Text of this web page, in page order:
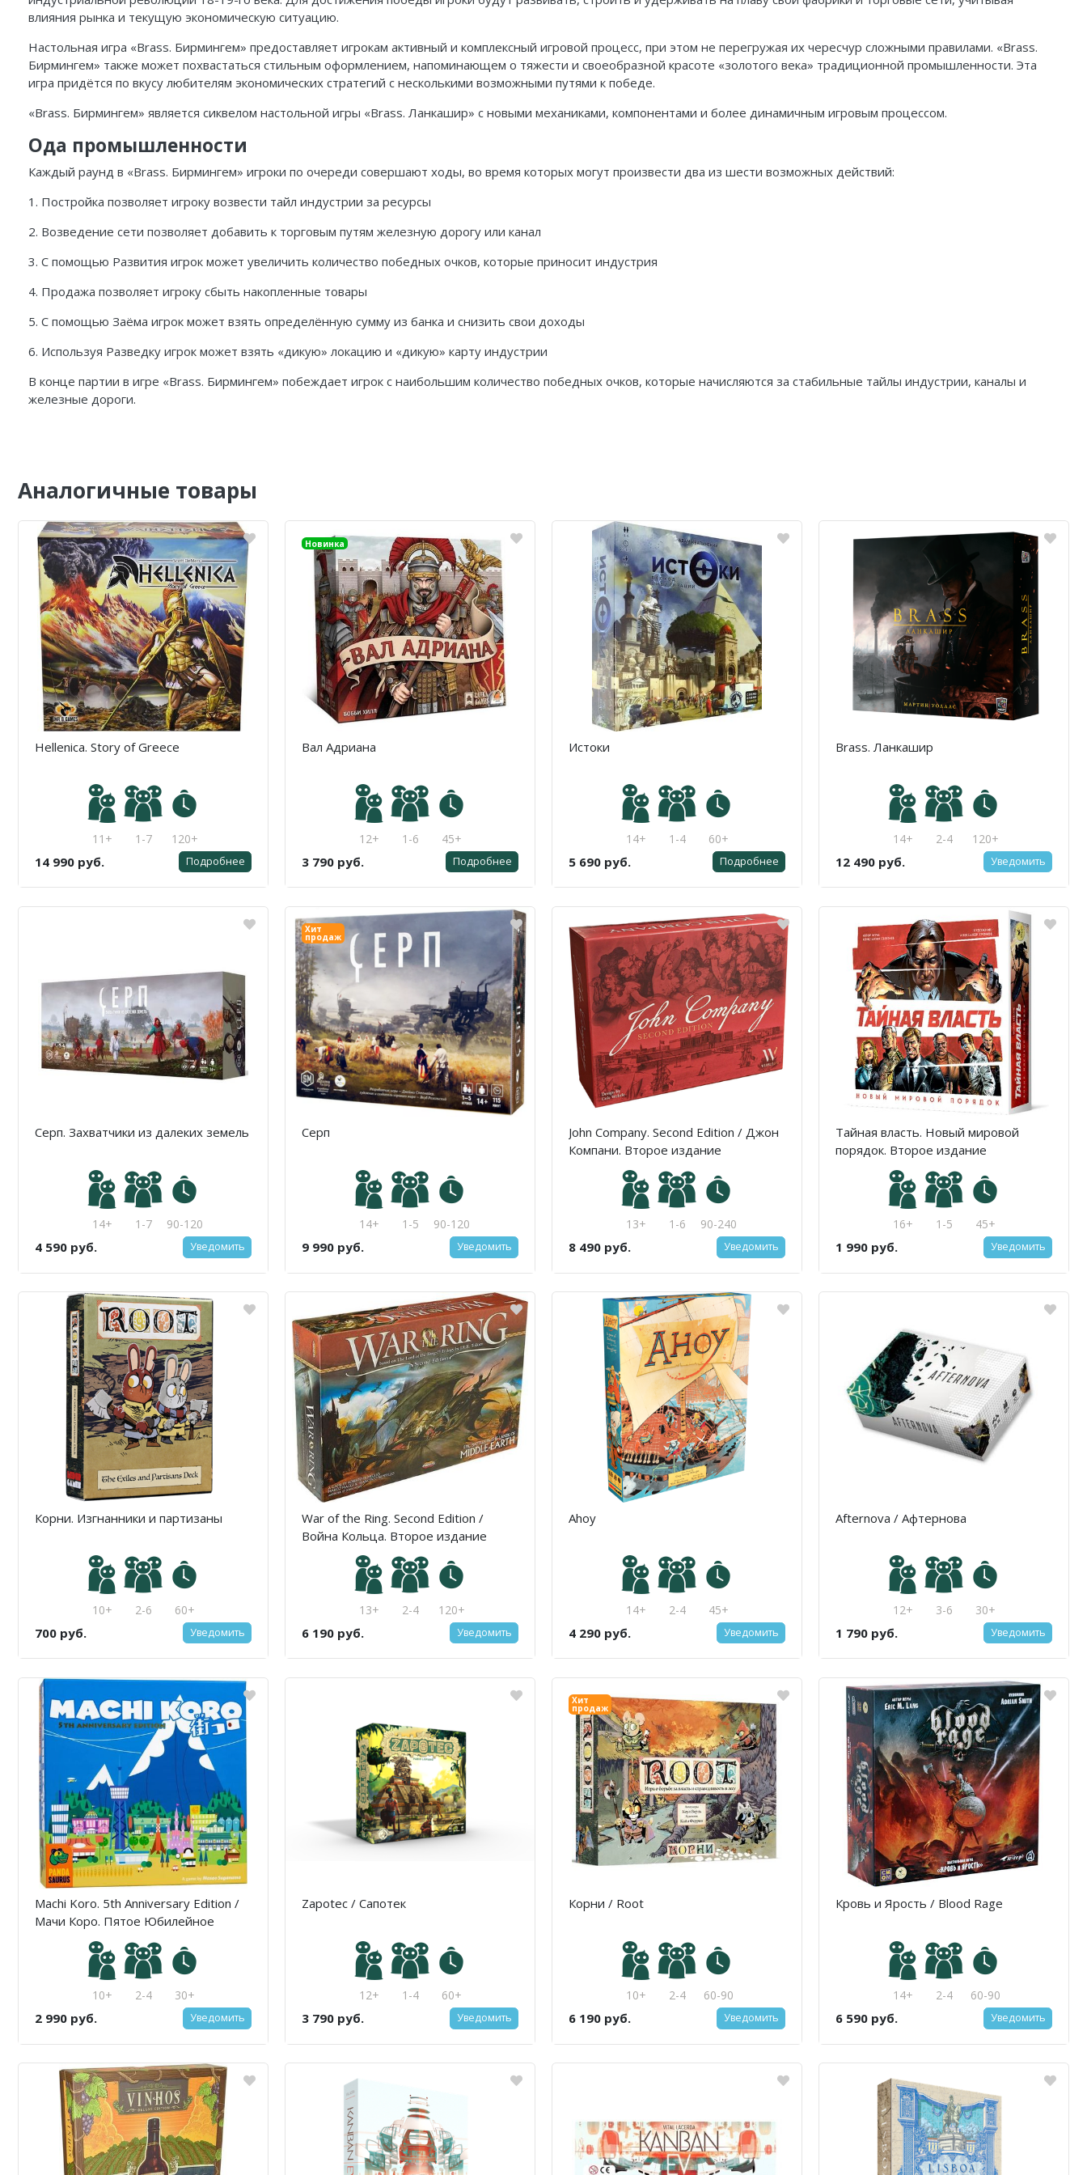
влияния рынка и текущую экономическую ситуацию.
Настольная игра «Brass. Бирмингем» предоставляет игрокам активный и комплексный игровой процесс, при этом не перегружая их чересчур сложными правилами. «Brass.
Бирмингем» также может похвастаться стильным оформлением, напоминающем о тяжести и своеобразной красоте «золотого века» традиционной промышленности. Эта
игра придётся по вкусу любителям экономических стратегий с несколькими возможными путями к победе.
«Brass. Бирмингем» является сиквелом настольной игры «Brass. Ланкашир» с новыми механиками, компонентами и более динамичным игровым процессом.
Ода промышленности
Каждый раунд в «Brass. Бирмингем» игроки по очереди совершают ходы, во время которых могут произвести два из шести возможных действий:
1. Постройка позволяет игроку возвести тайл индустрии за ресурсы
2. Возведение сети позволяет добавить к торговым путям железную дорогу или канал
3. С помощью Развития игрок может увеличить количество победных очков, которые приносит индустрия
4. Продажа позволяет игроку сбыть накопленные товары
5. С помощью Заёма игрок может взять определённую сумму из банка и снизить свои доходы
6. Используя Разведку игрок может взять «дикую» локацию и «дикую» карту индустрии
В конце партии в игре «Brass. Бирмингем» побеждает игрок с наибольшим количество победных очков, которые начисляются за стабильные тайлы индустрии, каналы и
железные дороги.
Аналогичные товары
Hellenica. Story of Greece
11+ 1-7 120+
14 990 руб. Подробнее
Новинка
Вал Адриана
12+ 1-6 45+
3 790 руб. Подробнее
Истоки
14+ 1-4 60+
5 690 руб. Подробнее
Brass. Ланкашир
14+ 2-4 120+
12 490 руб. Уведомить
Серп. Захватчики из далеких земель
14+ 1-7 90-120
4 590 руб. Уведомить
Хит
продаж
Серп
14+ 1-5 90-120
9 990 руб. Уведомить
John Company. Second Edition / Джон
Компани. Второе издание
13+ 1-6 90-240
8 490 руб. Уведомить
Тайная власть. Новый мировой
порядок. Второе издание
16+ 1-5 45+
1 990 руб. Уведомить
Корни. Изгнанники и партизаны
10+ 2-6 60+
700 руб. Уведомить
War of the Ring. Second Edition /
Война Кольца. Второе издание
13+ 2-4 120+
6 190 руб. Уведомить
Ahoy
14+ 2-4 45+
4 290 руб. Уведомить
Afternova / Афтернова
12+ 3-6 30+
1 790 руб. Уведомить
Machi Koro. 5th Anniversary Edition /
Мачи Коро. Пятое Юбилейное
10+ 2-4 30+
2 990 руб. Уведомить
Zapotec / Сапотек
12+ 1-4 60+
3 790 руб. Уведомить
Хит
продаж
Корни / Root
10+ 2-4 60-90
6 190 руб. Уведомить
Кровь и Ярость / Blood Rage
14+ 2-4 60-90
6 590 руб. Уведомить